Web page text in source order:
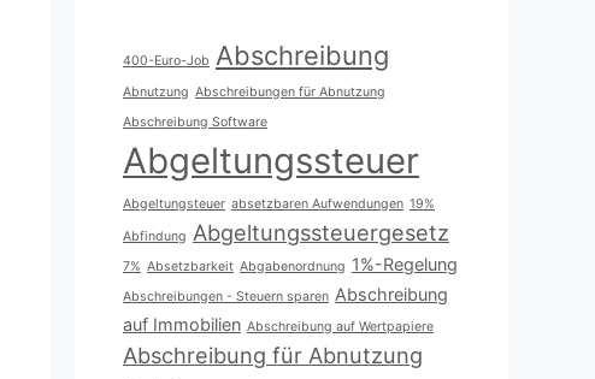
400-Euro-Job Abschreibung
Abnutzung Abschreibungen für Abnutzung
Abschreibung Software
Abgeltungssteuer
Abgeltungsteuer absetzbaren Aufwendungen 19%
Abfindung Abgeltungssteuergesetz
7% Absetzbarkeit Abgabenordnung 1%-Regelung
Abschreibungen - Steuern sparen Abschreibung
auf Immobilien Abschreibung auf Wertpapiere
Abschreibung für Abnutzung